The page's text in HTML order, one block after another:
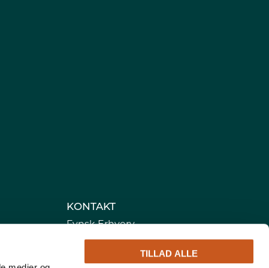
TILLAD ALLE
KONTAKT
Fynsk Erhverv
Cortex Business Park
Cortex Park Vest 4